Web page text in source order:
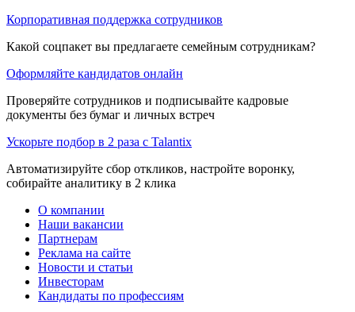
Корпоративная поддержка сотрудников
Какой соцпакет вы предлагаете семейным сотрудникам?
Оформляйте кандидатов онлайн
Проверяйте сотрудников и подписывайте кадровые
документы без бумаг и личных встреч
Ускорьте подбор в 2 раза с Talantix
Автоматизируйте сбор откликов, настройте воронку,
собирайте аналитику в 2 клика
О компании
Наши вакансии
Партнерам
Реклама на сайте
Новости и статьи
Инвесторам
Кандидаты по профессиям